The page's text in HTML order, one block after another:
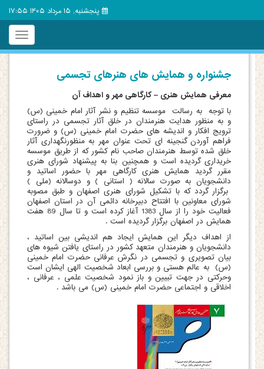
پنجشنبه, 15 مرداد 1405 17:55
Toggle
جشنواره و همایش های هنرهای تجسمی
معرفی همایش هنری – کارگاهی مهر و اهداف آن
با توجه به رسالت موسسه تنظیم و نشر آثار امام خمینی (س)
و به منظور هدایت هنرمندان در خلق آثار تجسمی در راستای
ترویج افکار و اندیشه های حضرت امام خمینی (س) و ضرورت
فراهم آوردن گنجینه ای تحت عنوان مهر به منظورنگهداری آثار
خلق شده توسط هنرمندان صاحب نام کشور که از طریق موسسه
خریداری گردیده است و همچنین بنا به پیشنهاد شورای هنری
مقرر گردید همایش هنری کارگاهی مهر با حضور اساتید و
دانشجویان به صورت سالانه ( استانی ) و دوسالانه (ملی )
برگزار گردد که با تشکیل شورای هنری اصفهان و طبق مصوبه
شورای معاونین با افتتاح دبیرخانه دائمی آن در استان اصفهان
فعالیت خود را از سال 1383 آغاز کرده است و تا سال 89 هفت
همایش در اصفهان برگزار گردیده است .
از اهداف دیگر این همایش ایجاد هم اندیشی بین اساتید ،
دانشجویان و هنرمندان متعهد کشور در راستای یافتن شیوه های
بیان تصویری و تجسمی در نگرش عرفانی حضرت امام خمینی
(س) به عالم هستی و بررسی ابعاد شخصیت الهی ایشان است
وحرکتی در جهت تبیین و باز نمود شخصیت علمی ، عرفانی ،
اخلاقی و اجتماعی حضرت امام خمینی (س) می باشد .